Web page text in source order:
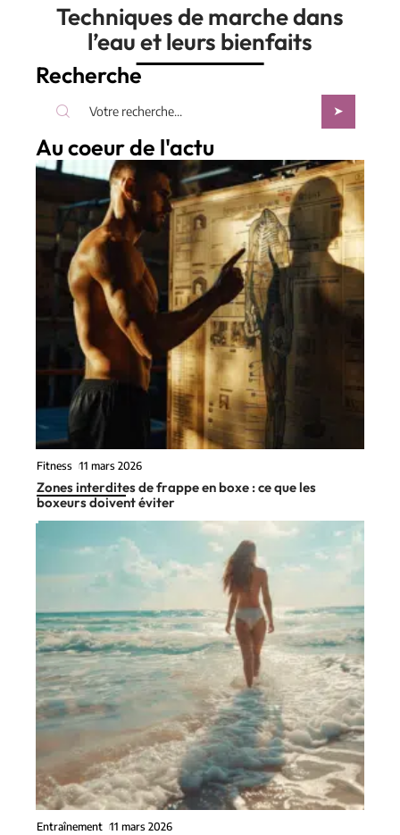
Techniques de marche dans
l’eau et leurs bienfaits
Recherche
Au coeur de l'actu
Fitness 11 mars 2026
Zones interdites de frappe en boxe : ce que les
boxeurs doivent éviter
Entraînement 11 mars 2026